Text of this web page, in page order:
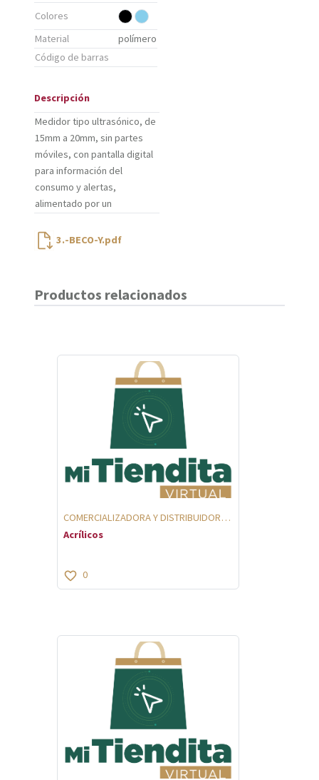
Colores
Material
polímero
Código de barras
Descripción
Medidor tipo ultrasónico, de
15mm a 20mm, sin partes
móviles, con pantalla digital
para información del
consumo y alertas,
alimentado por un
3.-BECO-Y.pdf
Productos relacionados
COMERCIALIZADORA Y DISTRIBUIDORA
2011
Acrílicos
0